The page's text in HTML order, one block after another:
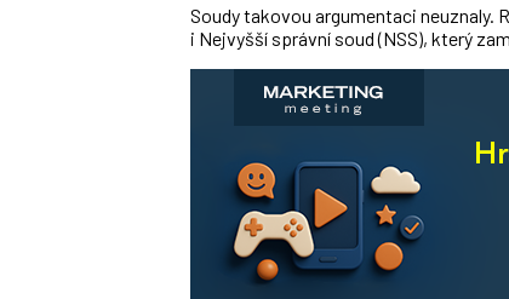
Soudy takovou argumentaci neuznaly.
i Nejvyšší správní soud (NSS), který